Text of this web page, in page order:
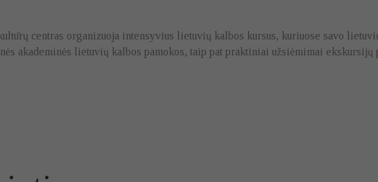
centras organizuoja intensyvius lietuvių kalbos kursus, kuriuose savo
akademinės lietuvių kalbos pamokos, taip pat praktiniai užsiėmimai ekskursijų